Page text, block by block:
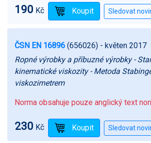
190 Kč
ČSN EN 16896 (656026) - květen 2017
Ropné výrobky a příbuzné výrobky -
kinematické viskozity - Metoda
viskozimetrem
Norma obsahuje pouze anglický text
230 Kč